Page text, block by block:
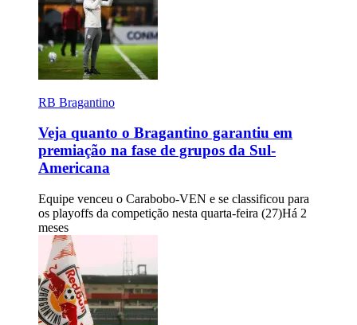
RB Bragantino
Veja quanto o Bragantino garantiu em
premiação na fase de grupos da Sul-
Americana
Equipe venceu o Carabobo-VEN e se classificou para
os playoffs da competição nesta quarta-feira (27)Há 2
meses